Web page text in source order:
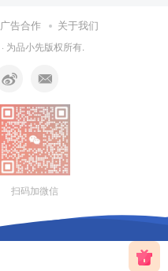
广告合作 关于我们
· 为品小先版权所有.
扫码加微信